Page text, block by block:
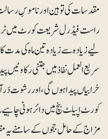
مقدسات کی توہین اور ناموسِ
راست فیڈرل شریعت کورٹ میں
لیے زیادہ سے زیادہ تین ماہ کی
سریع العمل نفاذ میں جتنی رکاوٹیں
خرابیاں پیدا ہوں گی، اور
کورٹ اپیلٹ بنچ میں دائر ہونی
مزاج کے حامل ججوں کے سامنے یہ